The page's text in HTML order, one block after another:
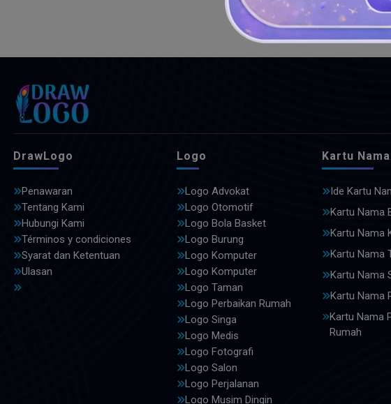
DrawLogo
Penawaran
Tentang Kami
Hubungi Kami
Términos y condiciones
Syarat dan Ketentuan
Ulasan
Logo
Logo Advokat
Logo Otomotif
Logo Bola Basket
Logo Burung
Logo Komputer
Logo Komputer
Logo Taman
Logo Perbaikan Rumah
Logo Singa
Logo Medis
Logo Fotografi
Logo Salon
Logo Perjalanan
Logo Musim Dingin
Kartu Nama
Ide Kartu
Kartu Nama
Kartu Nama
Kartu Nama
Kartu Nama
Kartu Nama
Kartu Nama
Rumah